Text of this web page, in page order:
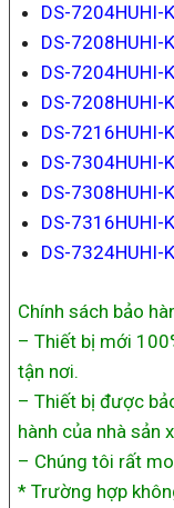
DS-7204HUHI-
DS-7208HUHI-
DS-7204HUHI-
DS-7208HUHI-
DS-7216HUHI-
DS-7304HUHI-
DS-7308HUHI-
DS-7316HUHI-
DS-7324HUHI-
Chính sách bảo
– Thiết bị mới
tận nơi.
– Thiết bị được
hành của nhà sản
– Chúng tôi rất
* Trường hợp